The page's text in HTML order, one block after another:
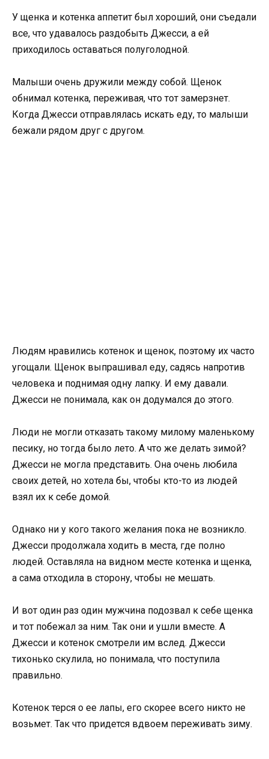
У щенка и котенка аппетит был хороший, они съедали
все, что удавалось раздобыть Джесси, а ей
приходилось оставаться полуголодной.
Малыши очень дружили между собой. Щенок
обнимал котенка, переживая, что тот замерзнет.
Когда Джесси отправлялась искать еду, то малыши
бежали рядом друг с другом.
Людям нравились котенок и щенок, поэтому их часто
угощали. Щенок выпрашивал еду, садясь напротив
человека и поднимая одну лапку. И ему давали.
Джесси не понимала, как он додумался до этого.
Люди не могли отказать такому милому маленькому
песику, но тогда было лето. А что же делать зимой?
Джесси не могла представить. Она очень любила
своих детей, но хотела бы, чтобы кто-то из людей
взял их к себе домой.
Однако ни у кого такого желания пока не возникло.
Джесси продолжала ходить в места, где полно
людей. Оставляла на видном месте котенка и щенка,
а сама отходила в сторону, чтобы не мешать.
И вот один раз один мужчина подозвал к себе щенка
и тот побежал за ним. Так они и ушли вместе. А
Джесси и котенок смотрели им вслед. Джесси
тихонько скулила, но понимала, что поступила
правильно.
Котенок терся о ее лапы, его скорее всего никто не
возьмет. Так что придется вдвоем переживать зиму.